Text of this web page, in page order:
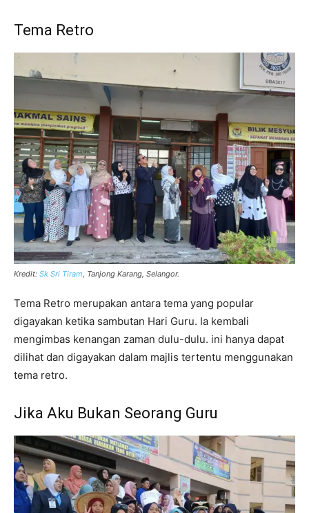
Tema Retro
Kredit: Sk Sri Tiram, Tanjong Karang, Selangor.
Tema Retro merupakan antara tema yang popular
digayakan ketika sambutan Hari Guru. Ia kembali
mengimbas kenangan zaman dulu-dulu. ini hanya dapat
dilihat dan digayakan dalam majlis tertentu menggunakan
tema retro.
Jika Aku Bukan Seorang Guru